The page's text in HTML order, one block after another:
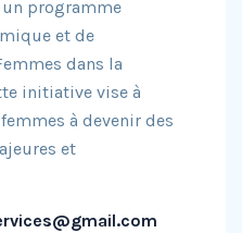
un programme
et de
dans la
initiative vise à
à devenir des
et